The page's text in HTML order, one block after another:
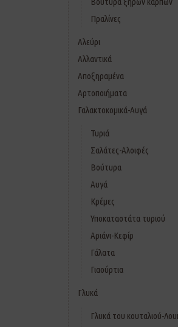
Πραλίνες
Αλεύρι
Αλλαντικά
Αποξηραμένα
Αρτοποιήματα
Γαλακτοκομικά-Αυγά
Τυριά
Σαλάτες-Αλοιφές
Βούτυρα
Αυγά
Κρέμες
Υποκαταστάτα τυριού
Αριάνι-Κεφίρ
Γάλατα
Γιαούρτια
Γλυκά
Γλυκά του κουταλιού-